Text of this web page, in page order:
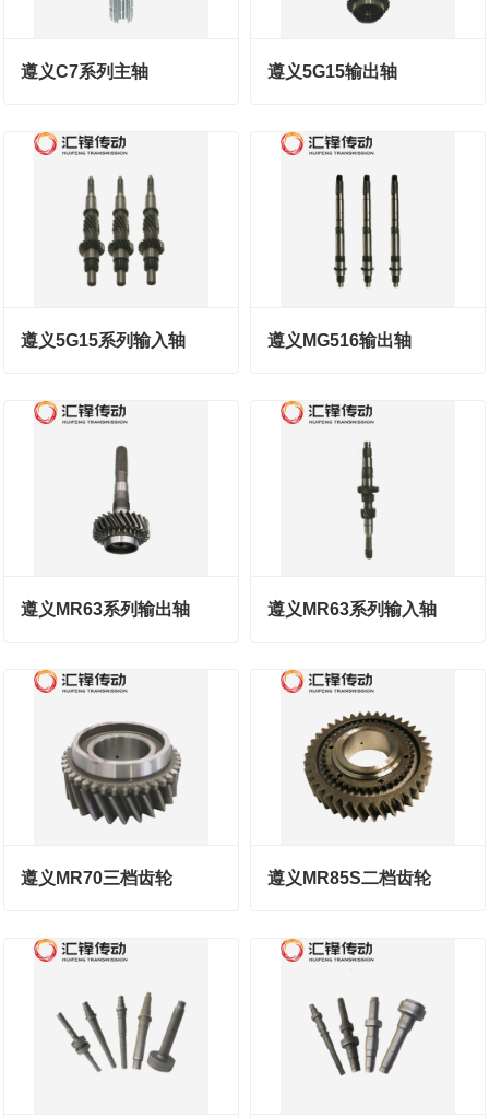
遵义C7系列主轴 遵义5G15输出轴
遵义5G15系列输入轴 遵义MG516输出轴
遵义MR63系列输出轴 遵义MR63系列输入轴
遵义MR70三档齿轮 遵义MR85S二档齿轮